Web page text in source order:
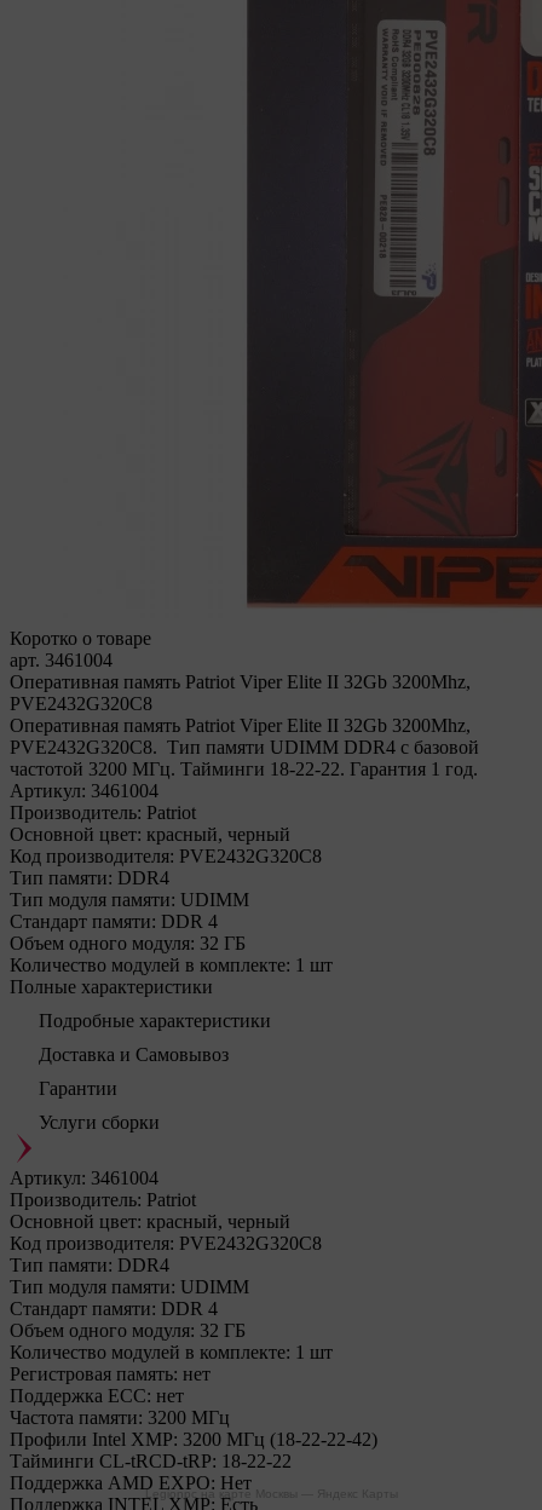
Коротко о товаре
арт. 3461004
Оперативная память Patriot Viper Elite II 32Gb 3200Mhz,
PVE2432G320C8
Оперативная память Patriot Viper Elite II 32Gb 3200Mhz,
PVE2432G320C8. Тип памяти UDIMM DDR4 с базовой
частотой 3200 МГц. Тайминги 18-22-22. Гарантия 1 год.
Артикул: 3461004
Производитель: Patriot
Основной цвет: красный, черный
Код производителя: PVE2432G320C8
Тип памяти: DDR4
Тип модуля памяти: UDIMM
Стандарт памяти: DDR 4
Объем одного модуля: 32 ГБ
Количество модулей в комплекте: 1 шт
Полные характеристики
Подробные характеристики
Доставка и Самовывоз
Гарантии
Услуги сборки
Артикул: 3461004
Производитель: Patriot
Основной цвет: красный, черный
Код производителя: PVE2432G320C8
Тип памяти: DDR4
Тип модуля памяти: UDIMM
Стандарт памяти: DDR 4
Объем одного модуля: 32 ГБ
Количество модулей в комплекте: 1 шт
Регистровая память: нет
Поддержка ECC: нет
Частота памяти: 3200 МГц
Профили Intel XMP: 3200 МГц (18-22-22-42)
Тайминги CL-tRCD-tRP: 18-22-22
Поддержка AMD EXPO: Нет
Поддержка INTEL XMP: Есть
Legionpc на карте Москвы — Яндекс Карты